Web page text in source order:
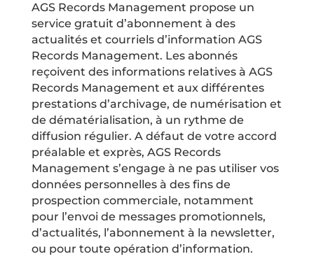
AGS Records Management propose un
service gratuit d’abonnement à des
actualités et courriels d’information AGS
Records Management. Les abonnés
reçoivent des informations relatives à AGS
Records Management et aux différentes
prestations d’archivage, de numérisation et
de dématérialisation, à un rythme de
diffusion régulier. A défaut de votre accord
préalable et exprès, AGS Records
Management s’engage à ne pas utiliser vos
données personnelles à des fins de
prospection commerciale, notamment
pour l’envoi de messages promotionnels,
d’actualités, l’abonnement à la newsletter,
ou pour toute opération d’information.